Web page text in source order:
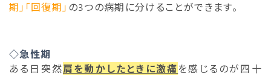
期」「回復期」 の3つの病期に分けることができます。
◇急性期
ある日突然肩を動かしたときに激痛を感じるのが四十